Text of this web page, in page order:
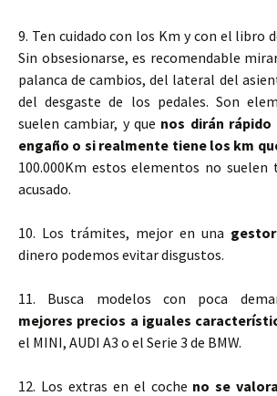
9. Ten cuidado con los Km y con el libro
Sin obsesionarse, es recomendable
palanca de cambios, del lateral del
del desgaste de los pedales. Son
suelen cambiar, y que nos dirán
engaño o si realmente tiene los km
100.000Km estos elementos no suelen
acusado.
10. Los trámites, mejor en una
dinero podemos evitar disgustos.
11. Busca modelos con poca
mejores precios a iguales
el MINI, AUDI A3 o el Serie 3 de BMW.
12. Los extras en el coche no se